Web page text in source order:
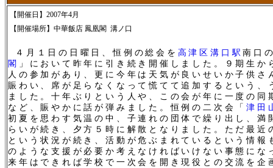
【開催日】2007年4月
【開催場所】中華飯店 鳳凰閣 溝ノ口
４月１日の日曜日、恒例の総会を 高津区溝口駅南口
閣
」において昨年に引き続き開催しました。９期生か
人の参加があり、更に今年は天気が良いせいか子供さ
賑わい、席が足らなくなって慌てて追加するという、
ました。十年ぶりという人や、この会が年に一度の同
など、賑やかに話が弾みました。恒例の二次会「津田
初夏を思わす気温の中、子連れの団体で繰り出し、満
らいが続き、夕方５時に解散となりました。ただ最近
という状況が続き、活動が危ぶまれているという情報
のような支援が必要か考えなければいけない事態にな
来年はできれば学校で一次会を開き現役との交流を企